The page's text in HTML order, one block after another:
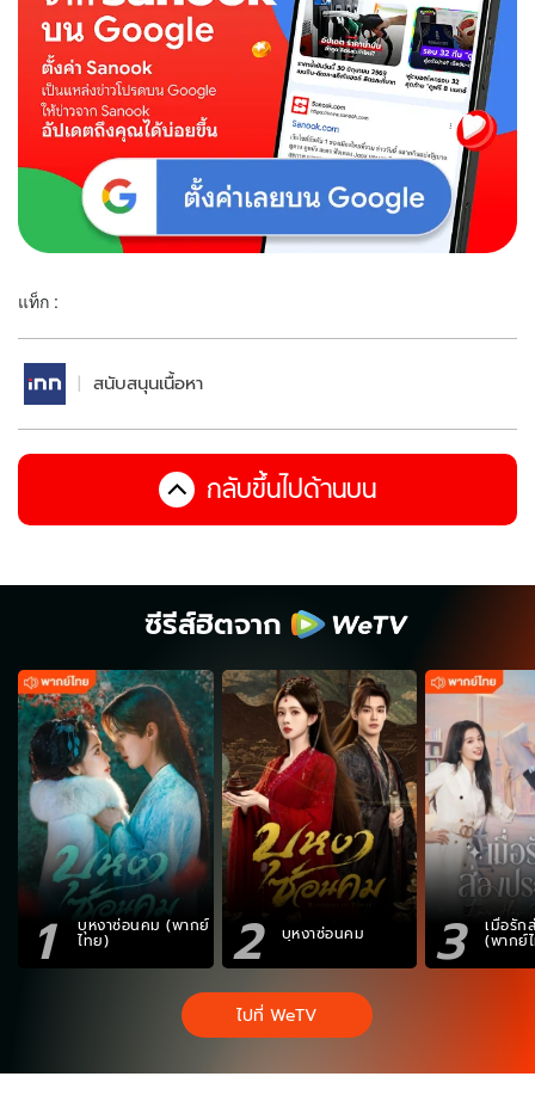
แท็ก :
สนับสนุนเนื้อหา
กลับขึ้นไปด้านบน
ซีรีส์ฮิตจาก
1 บุหงาซ่อนคม (พากย์
ไทย) 2 บุหงาซ่อนคม 3 เมื่อรัก
(พากย์
ไปที่ WeTV